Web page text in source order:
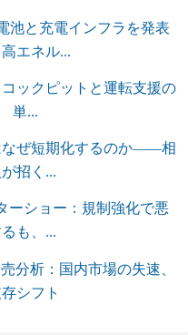
池と充電インフラを発表
エネル...
コックピットと運転支援の
単...
なぜ短期化するのか――相
招く...
ーショー：規制強化で悪
も、...
分析：国内市場の失速、
シフト